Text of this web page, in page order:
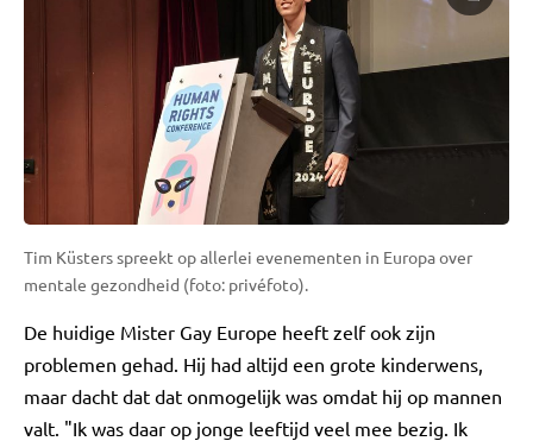
Tim Küsters spreekt op allerlei evenementen in Europa over
mentale gezondheid (foto: privéfoto).
De huidige Mister Gay Europe heeft zelf ook zijn
problemen gehad. Hij had altijd een grote kinderwens,
maar dacht dat dat onmogelijk was omdat hij op mannen
valt. "Ik was daar op jonge leeftijd veel mee bezig. Ik